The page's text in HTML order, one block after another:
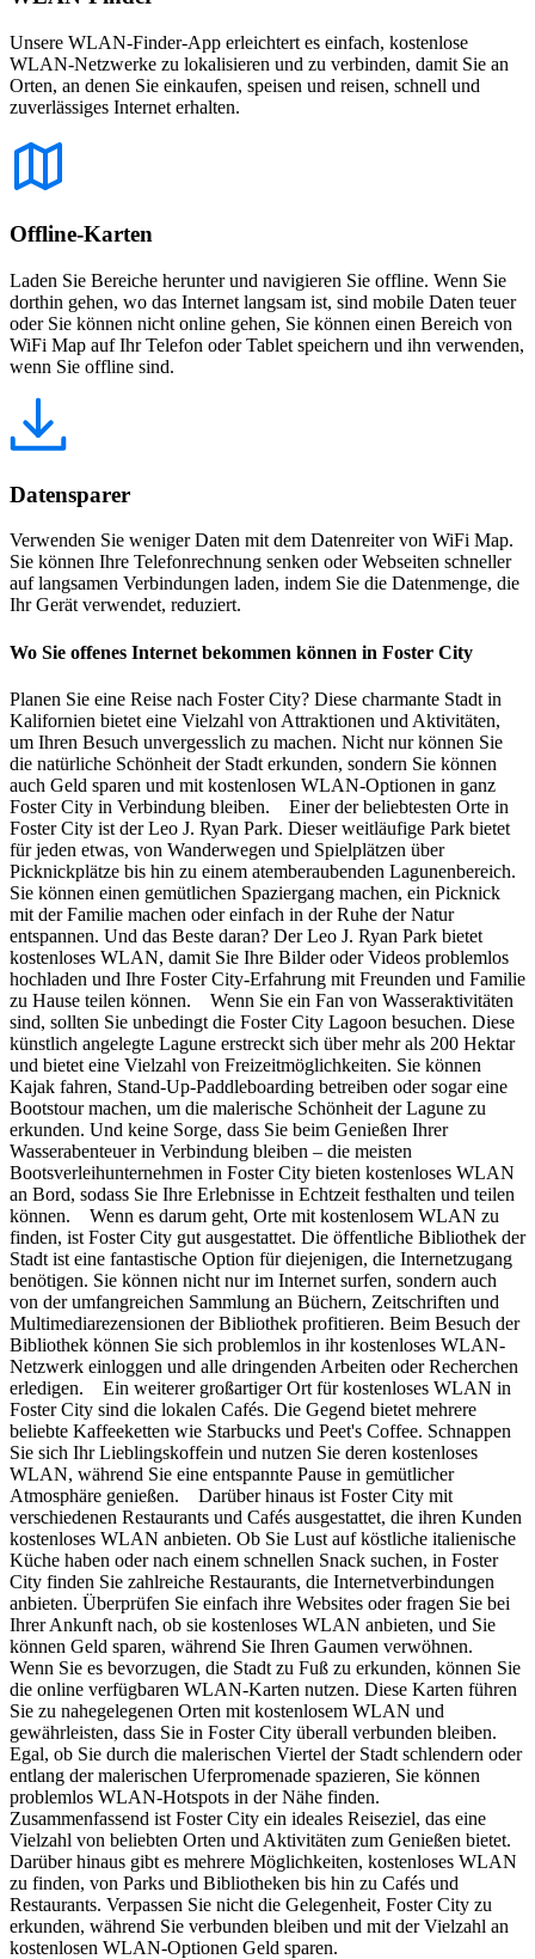
Unsere WLAN-Finder-App erleichtert es einfach, kostenlose
WLAN-Netzwerke zu lokalisieren und zu verbinden, damit Sie an
Orten, an denen Sie einkaufen, speisen und reisen, schnell und
zuverlässiges Internet erhalten.
Offline-Karten
Laden Sie Bereiche herunter und navigieren Sie offline. Wenn Sie
dorthin gehen, wo das Internet langsam ist, sind mobile Daten teuer
oder Sie können nicht online gehen, Sie können einen Bereich von
WiFi Map auf Ihr Telefon oder Tablet speichern und ihn verwenden,
wenn Sie offline sind.
Datensparer
Verwenden Sie weniger Daten mit dem Datenreiter von WiFi Map.
Sie können Ihre Telefonrechnung senken oder Webseiten schneller
auf langsamen Verbindungen laden, indem Sie die Datenmenge, die
Ihr Gerät verwendet, reduziert.
Wo Sie offenes Internet bekommen können in Foster City
Planen Sie eine Reise nach Foster City? Diese charmante Stadt in
Kalifornien bietet eine Vielzahl von Attraktionen und Aktivitäten,
um Ihren Besuch unvergesslich zu machen. Nicht nur können Sie
die natürliche Schönheit der Stadt erkunden, sondern Sie können
auch Geld sparen und mit kostenlosen WLAN-Optionen in ganz
Foster City in Verbindung bleiben. Einer der beliebtesten Orte in
Foster City ist der Leo J. Ryan Park. Dieser weitläufige Park bietet
für jeden etwas, von Wanderwegen und Spielplätzen über
Picknickplätze bis hin zu einem atemberaubenden Lagunenbereich.
Sie können einen gemütlichen Spaziergang machen, ein Picknick
mit der Familie machen oder einfach in der Ruhe der Natur
entspannen. Und das Beste daran? Der Leo J. Ryan Park bietet
kostenloses WLAN, damit Sie Ihre Bilder oder Videos problemlos
hochladen und Ihre Foster City-Erfahrung mit Freunden und Familie
zu Hause teilen können. Wenn Sie ein Fan von Wasseraktivitäten
sind, sollten Sie unbedingt die Foster City Lagoon besuchen. Diese
künstlich angelegte Lagune erstreckt sich über mehr als 200 Hektar
und bietet eine Vielzahl von Freizeitmöglichkeiten. Sie können
Kajak fahren, Stand-Up-Paddleboarding betreiben oder sogar eine
Bootstour machen, um die malerische Schönheit der Lagune zu
erkunden. Und keine Sorge, dass Sie beim Genießen Ihrer
Wasserabenteuer in Verbindung bleiben – die meisten
Bootsverleihunternehmen in Foster City bieten kostenloses WLAN
an Bord, sodass Sie Ihre Erlebnisse in Echtzeit festhalten und teilen
können. Wenn es darum geht, Orte mit kostenlosem WLAN zu
finden, ist Foster City gut ausgestattet. Die öffentliche Bibliothek der
Stadt ist eine fantastische Option für diejenigen, die Internetzugang
benötigen. Sie können nicht nur im Internet surfen, sondern auch
von der umfangreichen Sammlung an Büchern, Zeitschriften und
Multimediarezensionen der Bibliothek profitieren. Beim Besuch der
Bibliothek können Sie sich problemlos in ihr kostenloses WLAN-
Netzwerk einloggen und alle dringenden Arbeiten oder Recherchen
erledigen. Ein weiterer großartiger Ort für kostenloses WLAN in
Foster City sind die lokalen Cafés. Die Gegend bietet mehrere
beliebte Kaffeeketten wie Starbucks und Peet's Coffee. Schnappen
Sie sich Ihr Lieblingskoffein und nutzen Sie deren kostenloses
WLAN, während Sie eine entspannte Pause in gemütlicher
Atmosphäre genießen. Darüber hinaus ist Foster City mit
verschiedenen Restaurants und Cafés ausgestattet, die ihren Kunden
kostenloses WLAN anbieten. Ob Sie Lust auf köstliche italienische
Küche haben oder nach einem schnellen Snack suchen, in Foster
City finden Sie zahlreiche Restaurants, die Internetverbindungen
anbieten. Überprüfen Sie einfach ihre Websites oder fragen Sie bei
Ihrer Ankunft nach, ob sie kostenloses WLAN anbieten, und Sie
können Geld sparen, während Sie Ihren Gaumen verwöhnen.
Wenn Sie es bevorzugen, die Stadt zu Fuß zu erkunden, können Sie
die online verfügbaren WLAN-Karten nutzen. Diese Karten führen
Sie zu nahegelegenen Orten mit kostenlosem WLAN und
gewährleisten, dass Sie in Foster City überall verbunden bleiben.
Egal, ob Sie durch die malerischen Viertel der Stadt schlendern oder
entlang der malerischen Uferpromenade spazieren, Sie können
problemlos WLAN-Hotspots in der Nähe finden.
Zusammenfassend ist Foster City ein ideales Reiseziel, das eine
Vielzahl von beliebten Orten und Aktivitäten zum Genießen bietet.
Darüber hinaus gibt es mehrere Möglichkeiten, kostenloses WLAN
zu finden, von Parks und Bibliotheken bis hin zu Cafés und
Restaurants. Verpassen Sie nicht die Gelegenheit, Foster City zu
erkunden, während Sie verbunden bleiben und mit der Vielzahl an
kostenlosen WLAN-Optionen Geld sparen.